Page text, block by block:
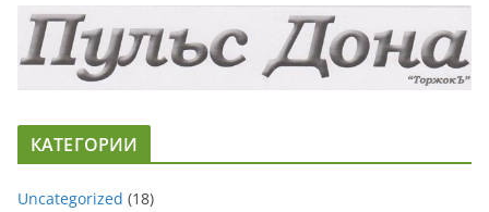
КАТЕГОРИИ
Uncategorized (18)